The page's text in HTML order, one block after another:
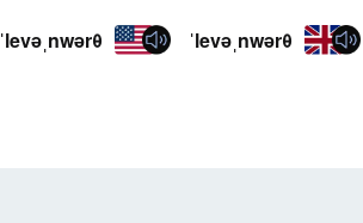
ˈlevəˌnwərθ ˈlevəˌnwərθ